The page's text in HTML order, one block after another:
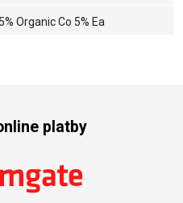
Organic Co 5% Ea
platby